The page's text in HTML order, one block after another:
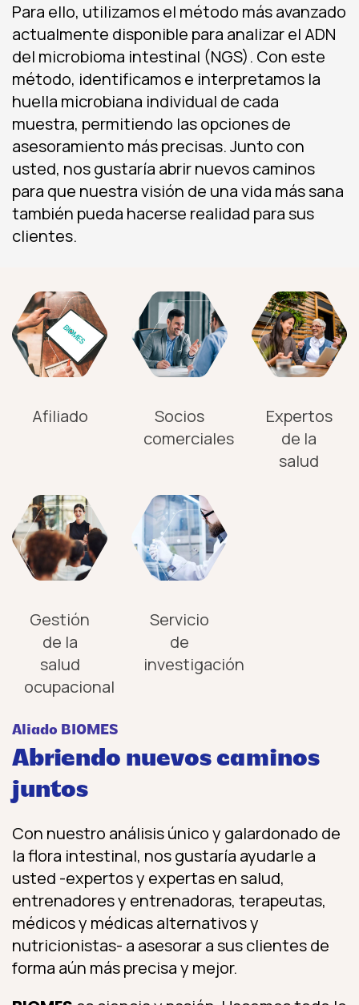
Para ello, utilizamos el método más avanzado
actualmente disponible para analizar el ADN
del microbioma intestinal (NGS). Con este
método, identificamos e interpretamos la
huella microbiana individual de cada
muestra, permitiendo las opciones de
asesoramiento más precisas. Junto con
usted, nos gustaría abrir nuevos caminos
para que nuestra visión de una vida más sana
también pueda hacerse realidad para sus
clientes.
Afiliado
Socios
comerciales
Expertos
de la
salud
Gestión
de la
salud
ocupacional
Servicio
de
investigación
Aliado BIOMES
Abriendo nuevos caminos
juntos
Con nuestro análisis único y galardonado de
la flora intestinal, nos gustaría ayudarle a
usted -expertos y expertas en salud,
entrenadores y entrenadoras, terapeutas,
médicos y médicas alternativos y
nutricionistas- a asesorar a sus clientes de
forma aún más precisa y mejor.